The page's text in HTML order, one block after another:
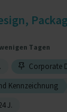
Tagen
Corporate
Kennzeichnung
J.